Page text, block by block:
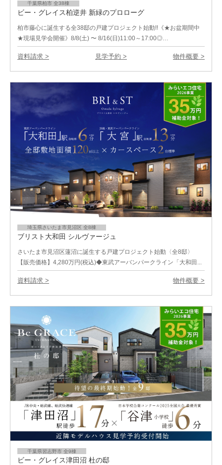
千葉県柏市 全38棟
ビー・グレイス柏逆井 新緑のプロローグ
柏市藤心に誕生する全38邸の戸建プロジェクト始動!!《★お盆期間中
★現場見学会開催》8/8(土) 〜 8/16(日)11:00～17:00◎…
資料請求 > 見学予約 > 物件概要 >
埼玉県さいたま市見沼区 全8棟
ブリスト大和田 シルヴァージュ
さいたま市見沼区蓮沼に誕生する戸建プロジェクト始動〈全8邸〉
【販売価格】4,280万円(税込)◆東武アーバンパークライン「大和田...
資料請求 > 物件概要 >
千葉県習志野市 全9棟
ビー・グレイス津田沼 杜の邸